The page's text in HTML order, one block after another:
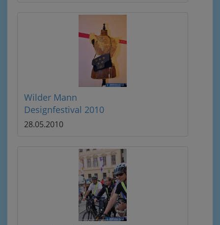
Wilder Mann
Designfestival 2010
28.05.2010